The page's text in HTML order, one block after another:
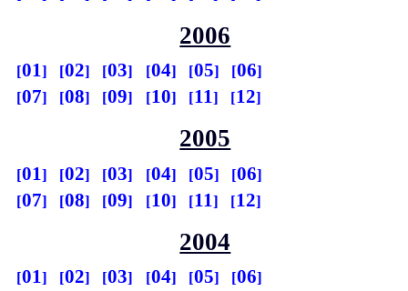
2006
01 02 03 04 05
06
07
08 09 10 11 12
2005
01 02 03 04 05
06
07
08 09 10 11 12
2004
01 02 03 04 05
06